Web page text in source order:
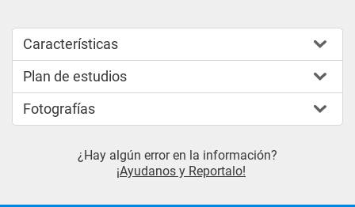
Características
Plan de estudios
Fotografías
¿Hay algún error en la información?
¡Ayudanos y Reportalo!